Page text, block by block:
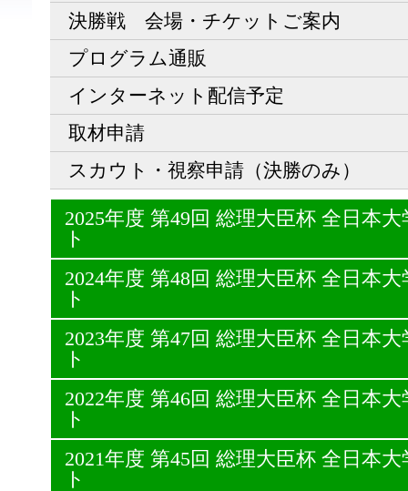
決勝戦 会場・チケットご案内
プログラム通販
インターネット配信予定
取材申請
スカウト・視察申請（決勝のみ）
2025年度 第49回 総理大臣杯 全日本
ト
2024年度 第48回 総理大臣杯 全日本
ト
2023年度 第47回 総理大臣杯 全日本
ト
2022年度 第46回 総理大臣杯 全日本
ト
2021年度 第45回 総理大臣杯 全日本
ト